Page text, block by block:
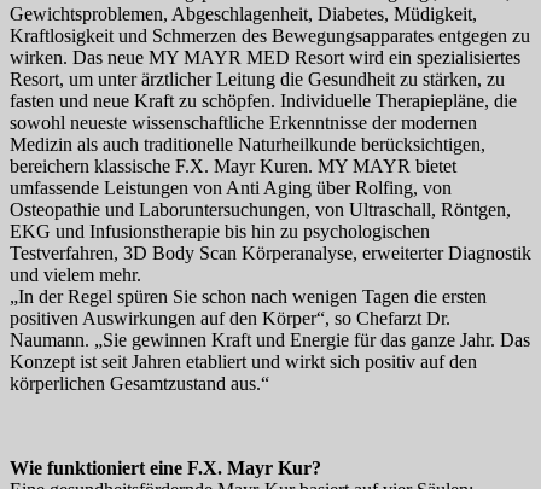
Gewichtsproblemen, Abgeschlagenheit, Diabetes, Müdigkeit,
Kraftlosigkeit und Schmerzen des Bewegungsapparates entgegen zu
wirken. Das neue MY MAYR MED Resort wird ein spezialisiertes
Resort, um unter ärztlicher Leitung die Gesundheit zu stärken, zu
fasten und neue Kraft zu schöpfen. Individuelle Therapiepläne, die
sowohl neueste wissenschaftliche Erkenntnisse der modernen
Medizin als auch traditionelle Naturheilkunde berücksichtigen,
bereichern klassische F.X. Mayr Kuren. MY MAYR bietet
umfassende Leistungen von Anti Aging über Rolfing, von
Osteopathie und Laboruntersuchungen, von Ultraschall, Röntgen,
EKG und Infusionstherapie bis hin zu psychologischen
Testverfahren, 3D Body Scan Körperanalyse, erweiterter Diagnostik
und vielem mehr.
„In der Regel spüren Sie schon nach wenigen Tagen die ersten
positiven Auswirkungen auf den Körper“, so Chefarzt Dr.
Naumann. „Sie gewinnen Kraft und Energie für das ganze Jahr. Das
Konzept ist seit Jahren etabliert und wirkt sich positiv auf den
körperlichen Gesamtzustand aus.“
Wie funktioniert eine F.X. Mayr Kur?